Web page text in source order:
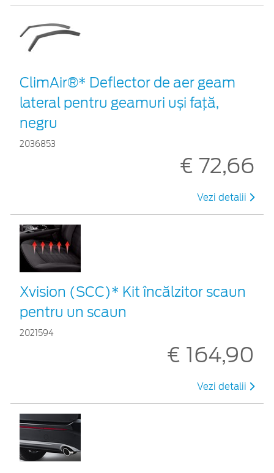
ClimAir®* Deflector de aer geam
lateral pentru geamuri uși față,
negru
2036853
€ 72,66
Vezi detalii
Xvision (SCC)* Kit încălzitor scaun
pentru un scaun
2021594
€ 164,90
Vezi detalii